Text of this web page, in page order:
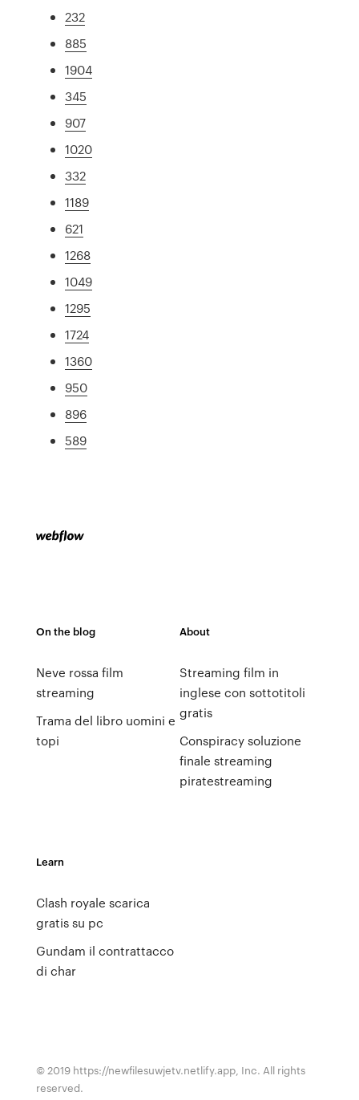
232
885
1904
345
907
1020
332
1189
621
1268
1049
1295
1724
1360
950
896
589
On the blog
Neve rossa film
streaming
Trama del libro uomini e
topi
About
Streaming film in
inglese con sottotitoli
gratis
Conspiracy soluzione
finale streaming
piratestreaming
Learn
Clash royale scarica
gratis su pc
Gundam il contrattacco
di char
© 2019 https://newfilesuwjetv.netlify.app, Inc. All rights
reserved.